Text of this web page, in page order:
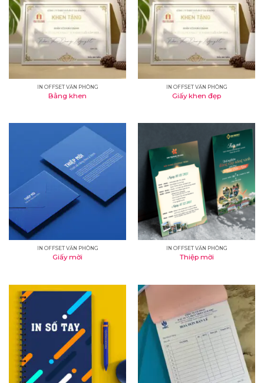
IN OFFSET VĂN PHÒNG
Bằng khen
IN OFFSET VĂN PHÒNG
Giấy khen đẹp
IN OFFSET VĂN PHÒNG
Giấy mời
IN OFFSET VĂN PHÒNG
Thiệp mời